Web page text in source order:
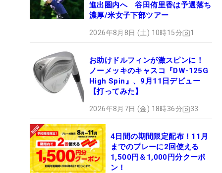
進出圏内へ 谷田侑里香は予選落ち
濃厚/米女子下部ツアー
2026年8月8日 (土) 10時15分 1
お助けドルフィンが激スピンに！
ノーメッキのキャスコ『DW-125G
High Spin』、9月11日デビュー
【打ってみた】
2026年8月7日 (金) 18時36分 33
4日間の期間限定配布！11月
までのプレーに2回使える
1,500円＆1,000円分クーポ
ン！